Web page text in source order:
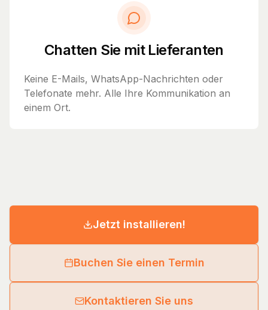
Chatten Sie mit Lieferanten
Keine E-Mails, WhatsApp-Nachrichten oder
Telefonate mehr. Alle Ihre Kommunikation an
einem Ort.
Jetzt installieren!
Buchen Sie einen Termin
Kontaktieren Sie uns